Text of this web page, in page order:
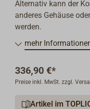
Alternativ kann der
anderes Gehäuse
werden.
mehr
336,90 €*
Preise inkl. MwSt. zzgl.
Artikel im